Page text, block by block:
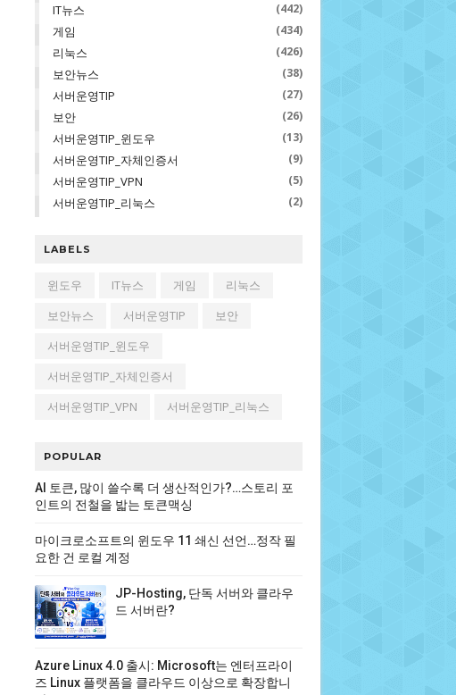
IT뉴스 (442)
게임 (434)
리눅스 (426)
보안뉴스 (38)
서버운영TIP (27)
보안 (26)
서버운영TIP_윈도우 (13)
서버운영TIP_자체인증서 (9)
서버운영TIP_VPN (5)
서버운영TIP_리눅스 (2)
LABELS
윈도우 IT뉴스 게임
리눅스
보안뉴스
서버운영TIP
보안
서버운영TIP_윈도우
서버운영TIP_자체인증서
서버운영TIP_VPN
서버운영TIP_리눅스
POPULAR
AI 토큰, 많이 쓸수록 더 생산적인가?…스토리 포
인트의 전철을 밟는 토큰맥싱
마이크로소프트의 윈도우 11 쇄신 선언…정작 필
요한 건 로컬 계정
JP-Hosting, 단독 서버와 클라우
드 서버란?
Azure Linux 4.0 출시: Microsoft는 엔터프라이
즈 Linux 플랫폼을 클라우드 이상으로 확장합니